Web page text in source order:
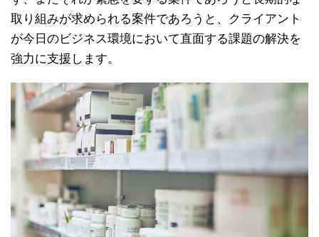
取り組みが求められる案件であろうと、クライアント
が今日のビジネス環境において直面する課題の解決を
強力に支援します。